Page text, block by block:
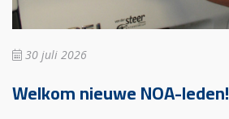
30 juli 2026
Welkom nieuwe NOA-leden!